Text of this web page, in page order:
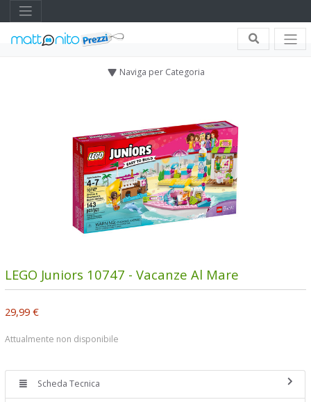
Naviga per Categoria
LEGO Juniors 10747 - Vacanze Al Mare
29,99 €
Attualmente non disponibile
Scheda Tecnica